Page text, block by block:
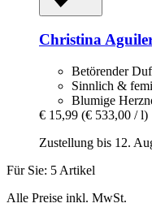
Christina
Betörender
Sinnlich &
Blumige
€ 15,99 (€ 533,00 / l)
Zustellung bis 12.
Für Sie: 5 Artikel
Alle Preise inkl. MwSt.